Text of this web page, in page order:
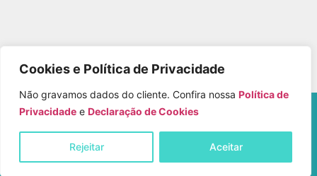
Cookies e Política de Privacidade
Não gravamos dados do cliente. Confira nossa Política de
Privacidade e Declaração de Cookies
Rejeitar Aceitar
Copyright © Laboratório Saúde Vital – Todos os
Direitos Reservados